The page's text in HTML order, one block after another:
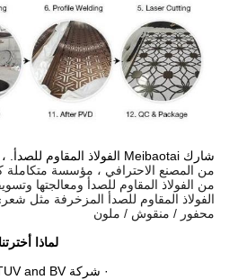
شارك Meibaotai الفولاذ المقاوم للصدأ. ، المحدودة
من المصنع الاحترافي ، مؤسسة متكاملة
من الفولاذ المقاوم للصدأ ومعالجتها
محفور / منقوش / ملون
لماذا أخترتنا
· شركة TUV and BV المدققة.